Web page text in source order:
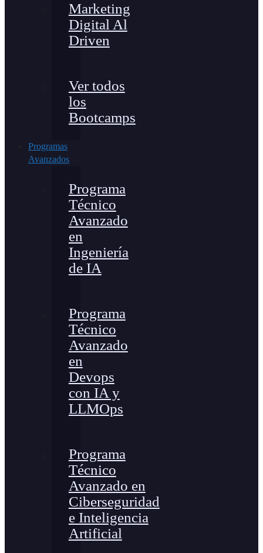
Marketing
Digital Al
Driven
Ver todos
los
Bootcamps
Programas
Avanzados
Programa
Técnico
Avanzado
en
Ingeniería
de IA
Programa
Técnico
Avanzado
en
Devops
con IA y
LLMOps
Programa
Técnico
Avanzado en
Ciberseguridad
e Inteligencia
Artificial